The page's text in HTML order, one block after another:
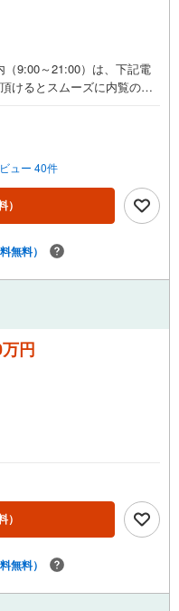
（9:00～21:00）は、下記電
けるとスムーズに内覧のご
店舗】当店で物件を成約す
らえる「Yahoo！ 不動産
象になります。「資料をも
ンからお問い合わせくださ
でログインしてください。※P
譲渡はできません。ご案
ります！お気軽にお問い合
ュー 40件
）
無料）
円
）
無料）